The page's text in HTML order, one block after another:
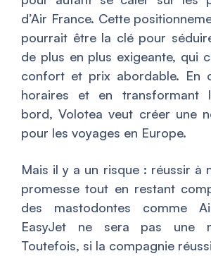
d’Air France. Cette
pourrait être la clé pour
de plus en plus exigeante, qui
confort et prix abordable. En
horaires et en transformant
bord, Volotea veut créer une
pour les voyages en Europe.
Mais il y a un risque : réussir à
promesse tout en restant
des mastodontes comme
EasyJet ne sera pas une
Toutefois, si la compagnie